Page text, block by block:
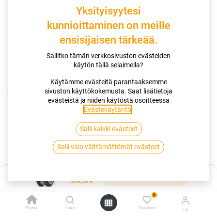
309,00€
Etusivu Haku
0
Toivelista Tili
Kauppa
180/55R17 73W DUNLOP SPORTMAX ROADSMART III XL I
180/55R17 73W DUNLOP
SPORTMAX ROADSMART III XL I
309,00€/ kpl
Saatavilla
Yksityisyytesi
kunnioittaminen on meille
ensisijaisen tärkeää.
Sallitko tämän verkkosivuston evästeiden
käytön tällä selaimella?
Käytämme evästeitä parantaaksemme
sivuston käyttökokemusta. Saat lisätietoja
evästeistä ja niiden käytöstä osoitteessa
Evästekäytäntö
Salli kaikki evästeet
Salli vain välttämättömät evästeet